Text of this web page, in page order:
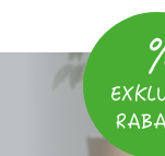
einen
Monat
um
die